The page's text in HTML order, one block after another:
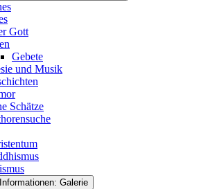
Gott
Gebete
und Musik
Schätze
Galerie